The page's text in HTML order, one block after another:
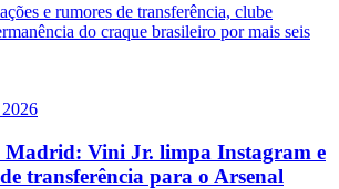
e rumores de transferência, clube
do craque brasileiro por mais seis
Madrid: Vini Jr. limpa Instagram e
transferência para o Arsenal